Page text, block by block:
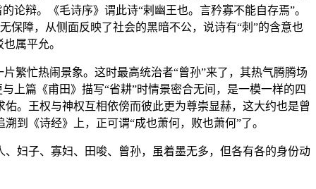
论辩。《毛诗序》谓此诗“剌幽王也。言矜寡不能自存焉”。
保障，从侧面反映了社会的黑暗不公，说诗有“刺”的含意也
属平允。
繁忙热闹景象。这时最高统治者“曾孙”来了，其热气腾腾场
上篇《甫田》描写“省耕”时情景密合无间，是一模一样的四
。王权与神权互相依傍而彼此更为尊崇显赫，这大约也是曾
到《诗经》上，正可谓“成也萧何，败也萧何”了。
妇子、寡妇、田唆、曾孙，虽着墨无多，但各有各的身份动